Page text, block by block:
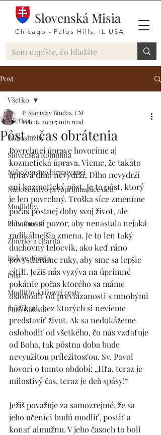
Slovenská Misia
Chicago - Palos Hills, IL USA
Post
Všetko
Bohoslužby
Slovenská Komunita
Náboženstvo birmovanci
Náboženstvo prvoprijímajúce deti
Modlidby
Pobožnosti
Zbierky a charita
Rok sv. Jozefa
Pôst
Modlitby krížovej cesty
Foto Galéria
Všetko
Pôst – čas obrátenia
P. Stanislav Bindas, CM
Feb 16, 2021 5 min read
Povrchnej úprave hovoríme aj
kozmetická úprava. Vieme, že takáto
úprava dlho nevydrží. Dlho nevydrží
ani kozmetický pôst. Je to pôst, ktorý
je len povrchný. Troška síce zmeníme
počas pôstnej doby svoj život, ale
dávame si pozor, aby nenastala nejaká
radikálnejšia zmena. Je to len taký
duchovný telocvik, ako keď ráno
povystierame ruky, aby sme sa lepšie
cítili. Ježiš nás vyzýva na úprimné
pokánie počas ktorého sa máme
oslobodiť od previazanosti s mnohými
bôžikmi, bez ktorých si nevieme
predstaviť život. Ak sa nedokážeme
oslobodiť od všetkého, čo nás vzďaľuje
od Boha, tak pôstna doba bude
nevyužitou príležitosťou. Sv. Pavol
hovorí o tomto období: „Hľa, teraz je
milostivý čas, teraz je deň spásy!“
Ježiš považuje za samozrejmé, že sa
jeho učeníci budú modliť, postiť a
konať almužnu. V jeho časoch to boli